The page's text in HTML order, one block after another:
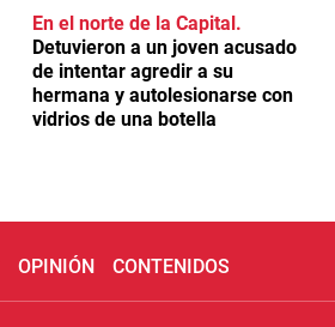
En el norte de la Capital
Detuvieron a un joven acusado
de intentar agredir a su
hermana y autolesionarse con
vidrios de una botella
OPINIÓN CONTENIDOS